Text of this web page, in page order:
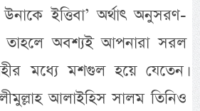
ইত্তিবা’ অর্থাৎ অনুসরণ-
অবশ্যই আপনারা সরল
মধ্যে মশগুল হয়ে যেতেন।
আলাইহিস সালম তিনিও